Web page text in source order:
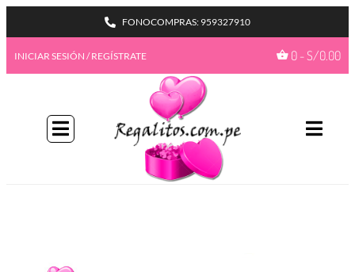
FONOCOMPRAS: 959327910
INICIAR SESIÓN / REGÍSTRATE 0-S/0.00
BIENVENIDA A NUESTRO
PROGAMA GIFTBENEFITS
HAZTE MIEMBRO
Con más formas de desbloquear beneficios
emocionantes, este es su pase de acceso total a